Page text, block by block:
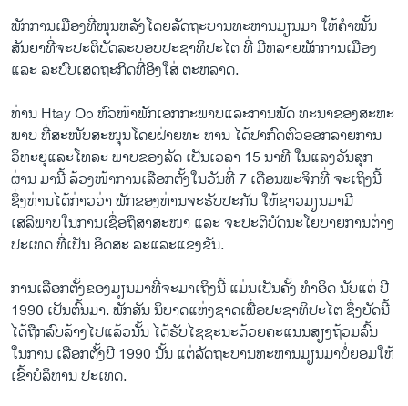
ລາຍການກະຈາຍສຽງ
ລາຍງານ
ຕິດຕາມພວກເຮົາ ທີ່
ພາສາຕ່າງໆ
ພັກການເມືອງທີ່ໜຸນຫລັງໂດຍລັດຖະບານທະຫານມຽນມາ ໃຫ້ຄໍາໝັ້ນ
ສັນຍາທີ່ຈະປະຕິບັດລະບອບປະຊາທິປະໄຕ ທີ່ ມີຫລາຍພັກການເມືອງ
ແລະ ລະບົບເສດຖະກິດທີ່​ອິງ​ໃສ່ ຕະຫລາດ.
ທ່ານ Htay Oo ຫົວໜ້າພັກ​ເອກ​ກະພາບແລະການພັດ ທະນາຂອງ​ສະຫະ​
ພາບ ທີ່ສະໜັບສະໜຸນໂດຍຝ່າຍທະ ຫານ ໄດ້ປາກົດຕົວອອກລາຍການ
ວິທະຍຸແລະໂທລະ ພາບຂອງລັດ ​ເປັນ​ເວລາ 15 ນາທີ ​ໃນ​ແລງວັນສຸກ
ຜ່ານ ມານີ້ ລ້ວງໜ້າການເລືອກຕັ້ງໃນວັນທີ່ 7 ເດືອນພະຈິກທີ່ ຈະເຖິງນີ້
ຊຶ່ງທ່ານ​ໄດ້ກ່າວວ່າ ພັກຂອງທ່ານຈະຮັບປະກັນ ໃຫ້ຊາວມຽນມາມີ
ເສລີພາບ​ໃນການເຊື່ອຖືສາສະໜາ ແລະ ຈະປະຕິບັດນະໂຍບາຍການຕ່າງ
ປະເທດ ທີ່ເປັນ ອິດສະ ລະແລະ​ແຂງ​ຂັນ.
ການເລືອກຕັ້ງຂອງມຽນມາທີ່ຈະມາເຖິງນີ້ ​ແມ່ນເປັນຄັ້ງ ທໍາອິດ ນັບແຕ່ ປີ
1990 ເປັນຕົ້ນມາ. ພັກສັນ ນິບາດແຫ່ງຊາດເພື່ອປະຊາທິປະໄຕ ຊຶ່ງບັດນີ້
ໄດ້ຖືກລົບລ້າງໄປແລ້ວນັ້ນ ໄດ້ຮັບ​ໄຊຊະນະ​ດ້ວຍຄະແນນສຽງຖ້ວມລົ້ນ
ໃນການ ເລືອກຕັ້ງປີ 1990 ນັ້ນ ແຕ່ລັດຖະບານທະຫານມຽນມາບໍ່​ຍອມໃຫ້
ເຂົ້າບໍລິຫານ ປະເທດ.